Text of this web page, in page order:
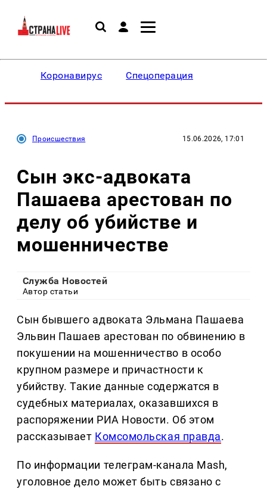
Коронавирус Спецоперация
Происшествия 15.06.2026, 17:01
Сын экс-адвоката
Пашаева арестован по
делу об убийстве и
мошенничестве
Служба Новостей
Автор статьи
Сын бывшего адвоката Эльмана Пашаева
Эльвин Пашаев арестован по обвинению в
покушении на мошенничество в особо
крупном размере и причастности к
убийству. Такие данные содержатся в
судебных материалах, оказавшихся в
распоряжении РИА Новости. Об этом
рассказывает Комсомольская правда.
По информации телеграм-канала Mash,
уголовное дело может быть связано с